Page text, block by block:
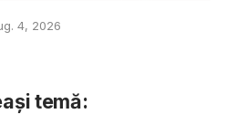
4, 2026
temă: